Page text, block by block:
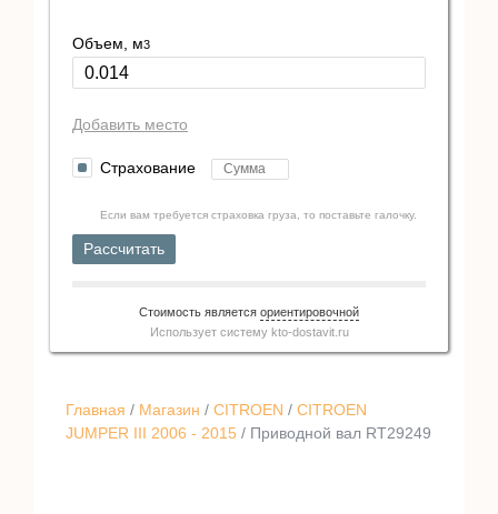
Главная / Магазин / CITROEN / CITROEN
JUMPER III 2006 - 2015 / Приводной вал RT29249
Объем, м3
Добавить место
Страхование
Если вам требуется страховка груза, то поставьте галочку.
Рассчитать
Стоимость является ориентировочной
Использует систему kto-dostavit.ru